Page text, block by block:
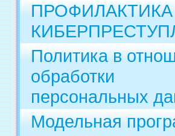
ПРОФИЛАКТИКА
Политика в
обработки
персональных
Модельная